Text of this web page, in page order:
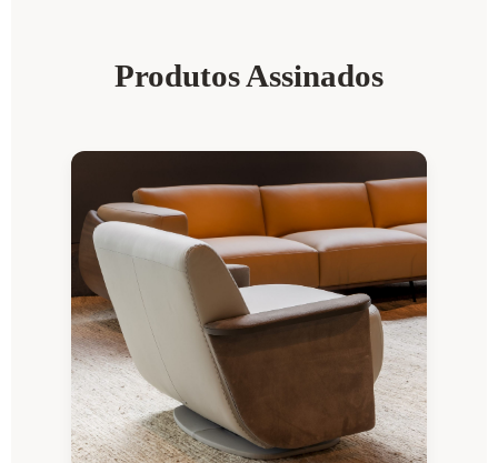
Produtos Assinados